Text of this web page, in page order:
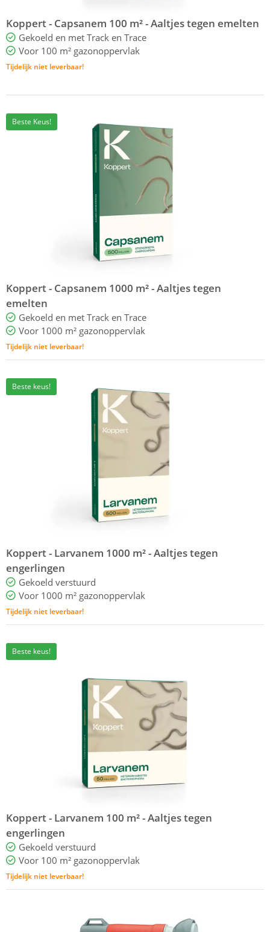
Koppert - Capsanem 100 m² - Aaltjes tegen emelten
Gekoeld en met Track en Trace
Voor 100 m² gazonoppervlak
Tijdelijk niet leverbaar!
Beste Keus!
Koppert - Capsanem 1000 m² - Aaltjes tegen
emelten
Gekoeld en met Track en Trace
Voor 1000 m² gazonoppervlak
Tijdelijk niet leverbaar!
Beste keus!
Koppert - Larvanem 1000 m² - Aaltjes tegen
engerlingen
Gekoeld verstuurd
Voor 1000 m² gazonoppervlak
Tijdelijk niet leverbaar!
Beste keus!
Koppert - Larvanem 100 m² - Aaltjes tegen
engerlingen
Gekoeld verstuurd
Voor 100 m² gazonoppervlak
Tijdelijk niet leverbaar!